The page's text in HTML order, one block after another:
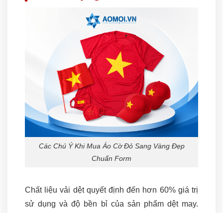
Các Chú Ý Khi Mua Áo Cờ Đỏ Sang Vàng Đẹp
Chuẩn Form
Chất liệu vải dệt quyết định đến hơn 60% giá trị
sử dụng và độ bền bỉ của sản phẩm dệt may.